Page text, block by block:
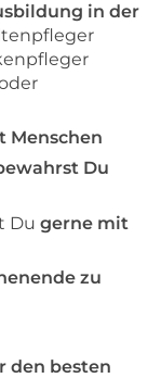
in der
Menschen
Du
Du gerne mit
zu
den besten